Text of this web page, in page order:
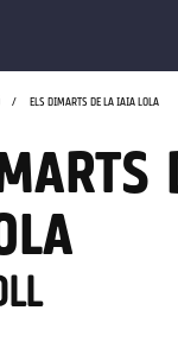
ELS DIMARTS DE LA IAIA LOLA